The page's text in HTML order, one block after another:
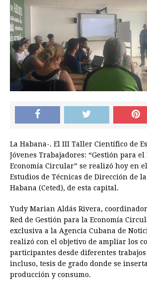
La Habana-. El III Taller Científico de
Jóvenes Trabajadores: “Gestión para
Economía Circular” se realizó hoy en
Estudios de Técnicas de Dirección de
Habana (Ceted), de esta capital.
Yudy Marian Aldás Rivera,
Red de Gestión para la Economía
exclusiva a la Agencia Cubana de
realizó con el objetivo de ampliar los
participantes desde diferentes
incluso, tesis de grado donde se
producción y consumo.